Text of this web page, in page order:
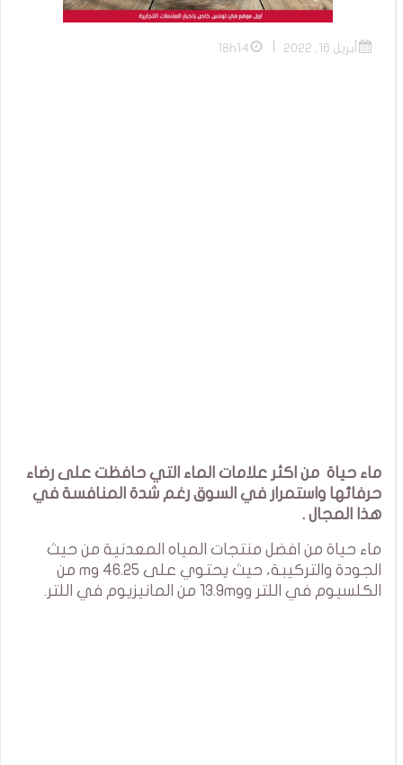
أبريل 16, 2022 18h14
ماء حياة من اكثر علامات الماء التي حافظت على رضاء
حرفائها واستمرار في السوق رغم شدة المنافسة في
هذا المجال .
ماء حياة من افضل منتجات المياه المعدنية من حيث
الجودة والتركيبة، حيث يحتوي على 46.25 mg من
الكلسيوم في اللتر و13.9mg من المانيزيوم في اللتر.